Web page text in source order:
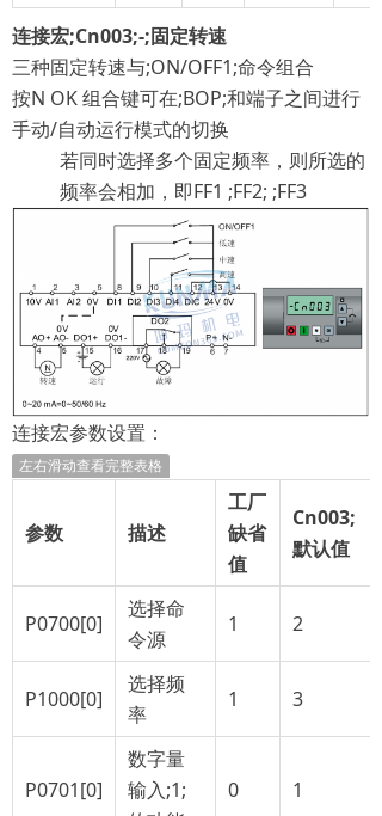
连接宏;Cn003;-;固定转速
三种固定转速与;ON/OFF1;命令组合
按N OK 组合键可在;BOP;和端子之间进行
手动/自动运行模式的切换
若同时选择多个固定频率，则所选的
频率会相加，即FF1 ;FF2; ;FF3
连接宏参数设置：
左右滑动查看完整表格
参数 描述
工厂
缺省
值
Cn003;
默认值
P0700[0]
选择命
令源
1 2
P1000[0]
选择频
率
1 3
P0701[0]
数字量
输入;1;
0 1